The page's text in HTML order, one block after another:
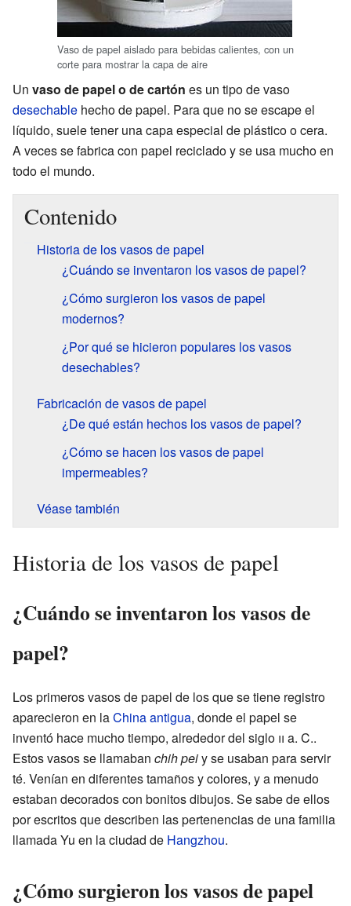
Vaso de papel aislado para bebidas calientes, con un
corte para mostrar la capa de aire
Un vaso de papel o de cartón es un tipo de vaso
desechable hecho de papel. Para que no se escape el
líquido, suele tener una capa especial de plástico o cera.
A veces se fabrica con papel reciclado y se usa mucho en
todo el mundo.
Contenido
Historia de los vasos de papel
¿Cuándo se inventaron los vasos de papel?
¿Cómo surgieron los vasos de papel
modernos?
¿Por qué se hicieron populares los vasos
desechables?
Fabricación de vasos de papel
¿De qué están hechos los vasos de papel?
¿Cómo se hacen los vasos de papel
impermeables?
Véase también
Historia de los vasos de papel
¿Cuándo se inventaron los vasos de
papel?
Los primeros vasos de papel de los que se tiene registro
aparecieron en laChina antigua, donde el papel se
inventó hace mucho tiempo, alrededor del siglo ii a. C..
Estos vasos se llamaban chih peiy se usaban para servir
té. Venían en diferentes tamaños y colores, y a menudo
estaban decorados con bonitos dibujos. Se sabe de ellos
por escritos que describen las pertenencias de una familia
llamada Yu en la ciudad de Hangzhou.
¿Cómo surgieron los vasos de papel